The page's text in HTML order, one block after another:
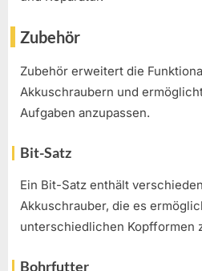
Zubehör
Zubehör erweitert die
Akkuschraubern und
Aufgaben anzupassen.
Bit-Satz
Ein Bit-Satz enthält
Akkuschrauber, die es
unterschiedlichen Kopfformen
Bohrfutter